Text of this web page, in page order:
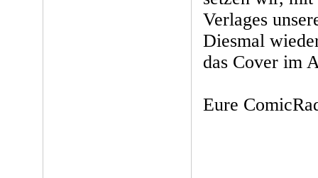
Verlages
Diesmal
das Cover im
Eure